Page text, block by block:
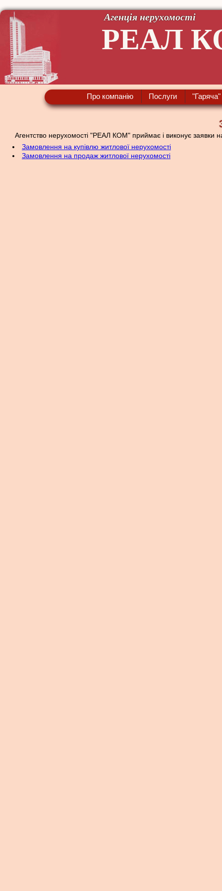
Агенція нерухомості
РЕАЛ
Про компанію Послуги "Гаряча"
Агентство нерухомості "РЕАЛ КОМ" приймає і виконує заявки
Замовлення на купівлю житлової нерухомості
Замовлення на продаж житлової нерухомості